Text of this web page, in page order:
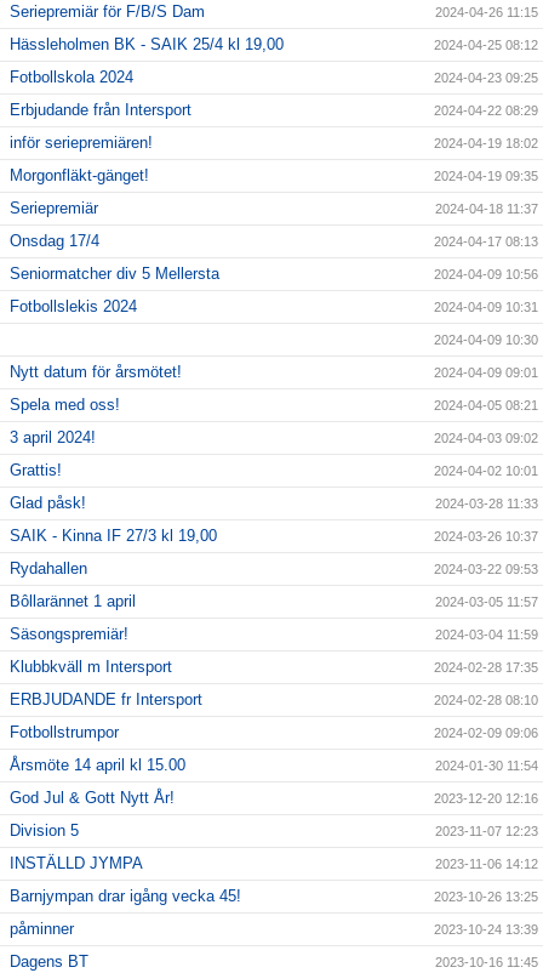
Seriepremiär för F/B/S Dam 2024-04-26 11:15
Hässleholmen BK - SAIK 25/4 kl 19,00 2024-04-25 08:12
Fotbollskola 2024 2024-04-23 09:25
Erbjudande från Intersport 2024-04-22 08:29
inför seriepremiären! 2024-04-19 18:02
Morgonfläkt-gänget! 2024-04-19 09:35
Seriepremiär 2024-04-18 11:37
Onsdag 17/4 2024-04-17 08:13
Seniormatcher div 5 Mellersta 2024-04-09 10:56
Fotbollslekis 2024 2024-04-09 10:31
2024-04-09 10:30
Nytt datum för årsmötet! 2024-04-09 09:01
Spela med oss! 2024-04-05 08:21
3 april 2024! 2024-04-03 09:02
Grattis! 2024-04-02 10:01
Glad påsk! 2024-03-28 11:33
SAIK - Kinna IF 27/3 kl 19,00 2024-03-26 10:37
Rydahallen 2024-03-22 09:53
Bôllarännet 1 april 2024-03-05 11:57
Säsongspremiär! 2024-03-04 11:59
Klubbkväll m Intersport 2024-02-28 17:35
ERBJUDANDE fr Intersport 2024-02-28 08:10
Fotbollstrumpor 2024-02-09 09:06
Årsmöte 14 april kl 15.00 2024-01-30 11:54
God Jul & Gott Nytt År! 2023-12-20 12:16
Division 5 2023-11-07 12:23
INSTÄLLD JYMPA 2023-11-06 14:12
Barnjympan drar igång vecka 45! 2023-10-26 13:25
påminner 2023-10-24 13:39
Dagens BT 2023-10-16 11:45